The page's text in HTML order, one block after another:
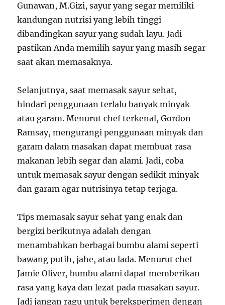
Gunawan, M.Gizi, sayur yang segar memiliki
kandungan nutrisi yang lebih tinggi
dibandingkan sayur yang sudah layu. Jadi
pastikan Anda memilih sayur yang masih segar
saat akan memasaknya.
Selanjutnya, saat memasak sayur sehat,
hindari penggunaan terlalu banyak minyak
atau garam. Menurut chef terkenal, Gordon
Ramsay, mengurangi penggunaan minyak dan
garam dalam masakan dapat membuat rasa
makanan lebih segar dan alami. Jadi, coba
untuk memasak sayur dengan sedikit minyak
dan garam agar nutrisinya tetap terjaga.
Tips memasak sayur sehat yang enak dan
bergizi berikutnya adalah dengan
menambahkan berbagai bumbu alami seperti
bawang putih, jahe, atau lada. Menurut chef
Jamie Oliver, bumbu alami dapat memberikan
rasa yang kaya dan lezat pada masakan sayur.
Jadi jangan ragu untuk bereksperimen dengan